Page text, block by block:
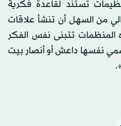
تستند لقاعدة فكرية
من السهل أن تنشأ علاقات
المنظمات تتبنى نفس الفكر
نفسها داعش أو أنصار بيت